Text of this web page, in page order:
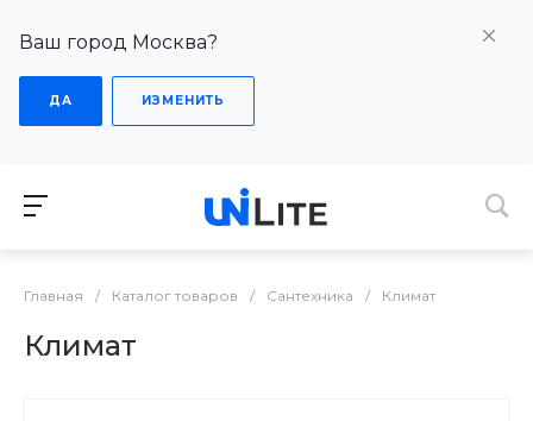
Ваш город Москва?
ДА ИЗМЕНИТЬ
Главная / Каталог товаров / Сантехника / Климат
Климат